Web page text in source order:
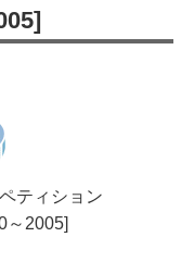
ティション
2005]